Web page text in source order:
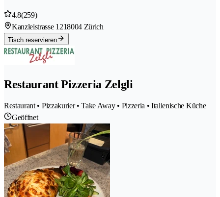
4.8(259)
Kanzleistrasse 1218004 Zürich
Tisch reservieren
Restaurant Pizzeria Zelgli
Restaurant • Pizzakurier • Take Away • Pizzeria • Italienische Küche
Geöffnet